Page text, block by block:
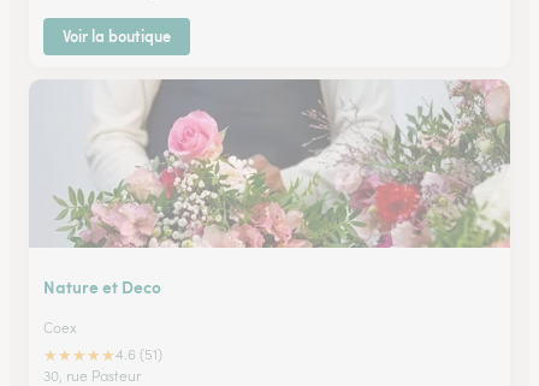
Voir la boutique
Nature et Deco
Coex
★★★★★4.6 (51)
30, rue Pasteur